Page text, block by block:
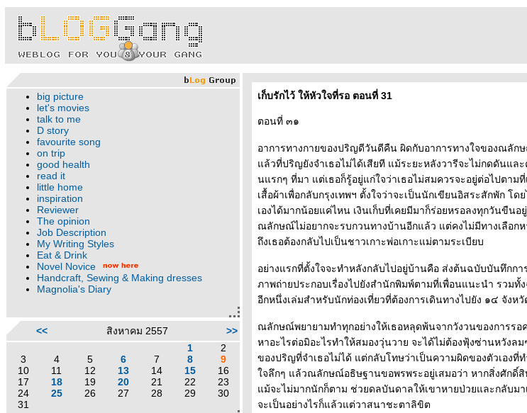
big picture
let's movies
talk to me
D story
favourite song
on trip
good health
read it
little home
inspiration
Reviewer
The opinion
Job Description
My Writing Styles
Eat & Drink
Novel Novice
Handcraft, Sewing & Making dresses
Magnolia's Diary
<< สิงหาคม 2557
>>
1
2
3
4 5 6 7 8
9
10
11 12 13 14 15
16
17
18 19 20 21 22
23
24
25 26 27 28 29
30
31
เก็บรักไว้ ให้หัวใจที่รอ ตอนที่ 31
ตอนที่ ๓๑
อาการทางกายของปริญดีวันดีคืน ผิดกับอาการทางใจของณลัก
ล้วที่ปริญยังจำเธอไม่ได้เสียที แม้ระยะหลังวารีจะไม่กดดันแ
นแรกๆ ที่มา แต่เธอก็รู้อยู่แก่ใจว่าเธอไม่สมควรจะอยู่ต่อไปตาม
เสื้อผ้าเพื่อกลับกรุงเทพฯ ตั้งใจว่าจะเป็นนักเขียนอิสระสักพัก โด
เองได้มากน้อยแค่ไหน เงินเก็บที่เคยมีมาก็ร่อยหรอลงทุกวันขืน
ณลักษณ์ไม่อยากจะรบกวนทางบ้านอีกแล้ว แต่คงไม่มีทางเลือก
ถึงเธอต้องกลับไปเป็นชาวเกาะพ่อเกาะแม่ตามระเบียบ
อย่างแรกที่ตั้งใจจะทำหลังกลับไปอยู่บ้านคือ ส่งต้นฉบับบันทึกก
ภาพถ่ายประกอบเรื่องไปยังสำนักพิมพ์ตามที่เพื่อนแนะนำ รวมทั้
อีกหนึ่งเล่มสำหรับนักท่องเที่ยวที่ต้องการเดินทางไปยัง ๑๔ จังห
ณลักษณ์พยายามทำทุกอย่างให้เธอหลุดพ้นจากวังวนของการร
หาอะไรต่อมิอะไรทำให้สมองวุ่นวาย จะได้ไม่ต้องฟุ้งซ่านหวังล
ของปริญที่จำเธอไม่ได้ แต่กลับโทษว่าเป็นความผิดของตัวเองที่
จลึกๆ แล้วณลักษณ์อธิษฐานขอพรพระอยู่เสมอว่า หากสิ่งศักดิ์สิ
ม้จะไม่มากนักก็ตาม ช่วยดลบันดาลให้เขาหายป่วยและกลับมา
จะเป็นอย่างไรก็แล้วแต่วาสนาชะตาลิขิต